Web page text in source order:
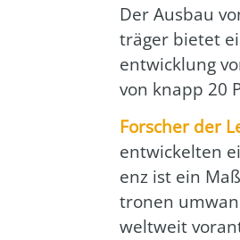
Der Aus­bau
trä­ger bie­tet
ent­wick­lung
von knapp 20
For­scher der
ent­wi­ckel­ten
enz ist ein
tro­nen
welt­weit